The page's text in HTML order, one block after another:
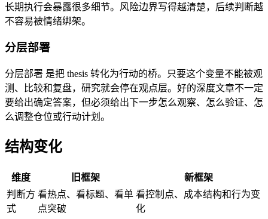
长期执行会暴露很多细节。风险边界写得越清楚，后续判断越
不容易被情绪绑架。
分层部署
分层部署 是把 thesis 转化为行动的桥。只要这个变量不能被观
测、比较和复盘，研究就会停在观点层。好的深度文章不一定
要给出确定答案，但必须给出下一步怎么观察、怎么验证、怎
么调整仓位或行动计划。
结构变化
维度 旧框架
新框架
判断方
式
看热点、看标题、看单
点突破
看控制点、成本结构和行为变
化